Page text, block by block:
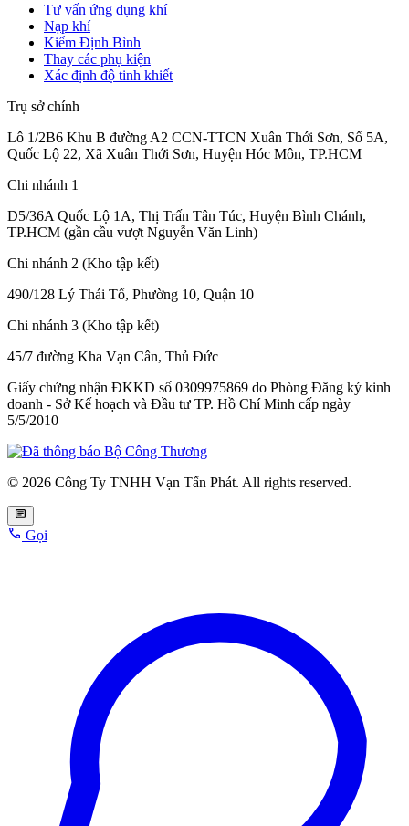
Tư vấn ứng dụng khí
Nạp khí
Kiểm Định Bình
Thay các phụ kiện
Xác định độ tinh khiết
Trụ sở chính
Lô 1/2B6 Khu B đường A2 CCN-TTCN Xuân Thới Sơn, Số 5A,
Quốc Lộ 22, Xã Xuân Thới Sơn, Huyện Hóc Môn, TP.HCM
Chi nhánh 1
D5/36A Quốc Lộ 1A, Thị Trấn Tân Túc, Huyện Bình Chánh,
TP.HCM (gần cầu vượt Nguyễn Văn Linh)
Chi nhánh 2 (Kho tập kết)
490/128 Lý Thái Tổ, Phường 10, Quận 10
Chi nhánh 3 (Kho tập kết)
45/7 đường Kha Vạn Cân, Thủ Đức
Giấy chứng nhận ĐKKD số 0309975869 do Phòng Đăng ký kinh
doanh - Sở Kế hoạch và Đầu tư TP. Hồ Chí Minh cấp ngày
5/5/2010
© 2026 Công Ty TNHH Vạn Tấn Phát. All rights reserved.
Gọi